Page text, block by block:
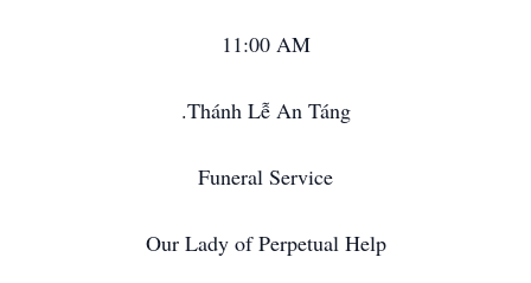
11:00 AM
.Thánh Lễ An Táng
Funeral Service
Our Lady of Perpetual Help